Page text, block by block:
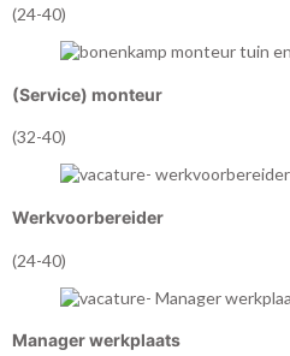
(24-40)
(Service) monteur
(32-40)
Werkvoorbereider
(24-40)
Manager werkplaats